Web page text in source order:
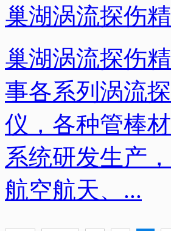
巢湖涡流探伤
巢湖涡流探伤
事各系列涡流
仪，各种管棒
系统研发生产
航空航天、...